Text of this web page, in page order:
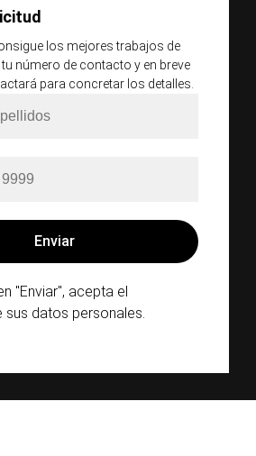
los mejores trabajos de
número de contacto y en breve
para concretar los detalles.
"Enviar", acepta el
sus datos personales.